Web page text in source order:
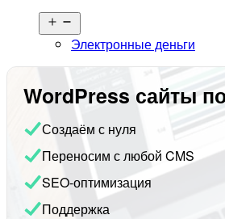
меню
Электронные деньги
WordPress сайты
Создаём с нуля
Переносим с любой CMS
SEO-оптимизация
Поддержка